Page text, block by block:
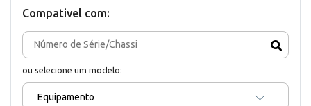
Compativel com:
ou selecione um modelo:
Equipamento